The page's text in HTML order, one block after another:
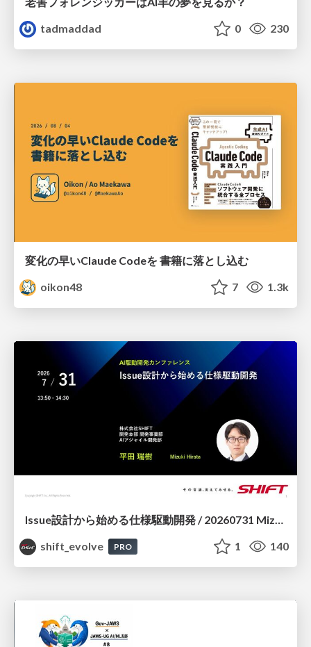
tadmaddad
0 230
変化の早いClaude Codeを 書籍に落とし込む
oikon48
7 1.3k
shift_evolve
PRO 1 140